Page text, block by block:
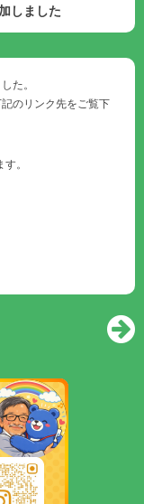
しました
た。
のリンク先をご覧下
。